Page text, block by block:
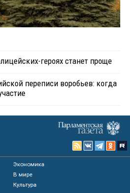
героях станет проще
переписи воробьев: когда
Экономика
В мире
Культура